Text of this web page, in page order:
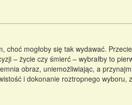
choć mogłoby się tak wydawać.
– życie czy śmierć – wybrałby to
obraz, uniemożliwiając, a
i dokonanie roztropnego wyboru,